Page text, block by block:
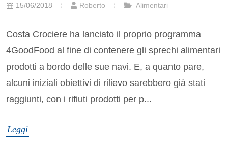
15/06/2018 Roberto Alimentari
Costa Crociere ha lanciato il proprio programma
4GoodFood al fine di contenere gli sprechi alimentari
prodotti a bordo delle sue navi. E, a quanto pare,
alcuni iniziali obiettivi di rilievo sarebbero già stati
raggiunti, con i rifiuti prodotti per p...
Leggi